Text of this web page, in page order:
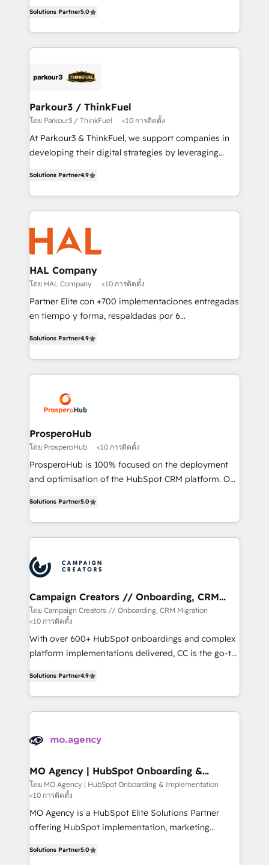
of experience and quality of skilled staff has earned
them a trusted reputation within the HubSpot
Program, HubSpot.
Integrations, Custom AI agents and AI-ready Website
Design With over 15 years of experience, we help
companies bridge the gap between marketing, sales,
data hygiene, and tailored HubSpot solutions. Our
a global consultancy with the care and agility of a
boutique firm. At Triario, we’re big enough to deliver
but small enough to listen. Our Services: HubSpot
implementations & data migration Custom AI agents
Website design Let’s turn your CRM into your growth
engine!
Solutions Partner5.0
Parkour3 / ThinkFuel
โดย Parkour3 / ThinkFuel <10 การติดตั้ง
At Parkour3 & ThinkFuel, we support companies in
developing their digital strategies by leveraging
sales processes to generate growth. Our offer spans
from Strategy to Operations. We specialize in CRM
onboarding and implementation, web design, sales
& marketing automation, and digital marketing. With
extensive experience working with tech companies
and manufacturers since 2002, we are committed to
empowering our clients and developing their
autonomy. Get to grips with HubSpot through
guided implementation and seamless integration of
the CRM platform into your digital ecosystem. Would
marketing strategy? We'll provide support tailored
to your needs and sales objectives. With 125+
Accreditations. Based in Canada (coast to coast), our
services are offered in both English & French.
Solutions Partner4.9
HAL Company
โดย HAL Company <10 การติดตั้ง
Partner Elite con +700 implementaciones entregadas
en tiempo y forma, respaldadas por 6
Certified Trainers avalados por HubSpot Academy.
Acompañamos a las empresas en cada etapa de su
crecimiento integrando estrategia, tecnología y
reales. Nos caracterizamos por combinar excelencia
técnica con una mirada estratégica a largo plazo.
Solutions Partner4.9
ProsperoHub
โดย ProsperoHub <10 การติดตั้ง
ProsperoHub is 100% focused on the deployment
and optimisation of the HubSpot CRM platform. Our
ensure that you achieve maximum adoption and
ROI from your HubSpot investment. Use our
extensive HubSpot, sales, marketing, service and
HubSpot journey, design and implement your
processes and skilfully bring your revenue
infrastructure to life. Our collaborative approach
keeps you in control whilst we plan and support the
route to your revenue goals. We have successfully
supported over 500 organisations with HubSpot
implementation, optimisation, training, and
methodology will ensure that you receive the best
deployment experience possible. Whether you are
new to HubSpot or seeking to turn around a poor
expertise to deliver the solutions you need.
Solutions Partner5.0
Campaign Creators // Onboarding, CRM
Migration
โดย Campaign Creators // Onboarding, CRM Migration
<10 การติดตั้ง
With over 600+ HubSpot onboardings and complex
platform implementations delivered, CC is the go-to
migrate, replatform, and scale smarter. We specialize
in high-impact CRM and CMS migrations and
onboarding from platforms like Salesforce, NetSuite,
WordPress and legacy CRMs, turning fragmented
architectures that accelerate revenue operations and
performance. - Multi-object CRM migration, cleanup,
and implementation. - Pre-built and custom
integrations across your full tech stack. - Custom
object setup, CMS builds, and full-funnel automation.
nurturing sequences. - Cross-hub setup across
Solutions Partner4.9
MO Agency | HubSpot Onboarding &
Implementation
โดย MO Agency | HubSpot Onboarding & Implementation
<10 การติดตั้ง
MO Agency is a HubSpot Elite Solutions Partner
offering HubSpot implementation, marketing
paid media, content marketing, AEO and GEO (AI
Solutions Partner5.0